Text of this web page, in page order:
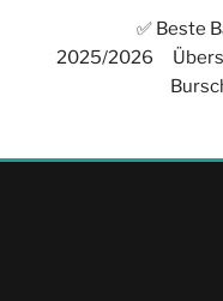
✅ Beste
2025/2026